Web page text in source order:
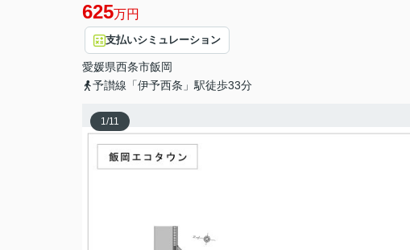
625万円
支払いシミュレーション
愛媛県西条市飯岡
予讃線「伊予西条」駅徒歩33分
1/11